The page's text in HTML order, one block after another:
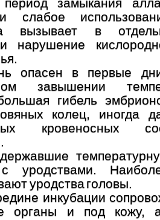
замыкания
слабое
вызывает в
нарушение
опасен в первые
завышении
гибель
колец, иногда
кровеносных
с уродствами.
уродства головы.
инкубации
органы и под кожу,